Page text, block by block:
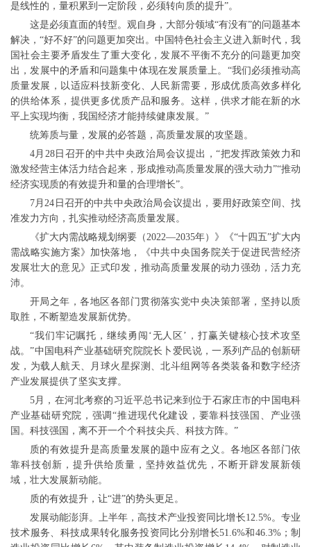
是线性的，量积累到一定阶段，必须转向质的提升”。
这是必须直面的转型。观自身，大部分领域“有没有”的问题基本
解决，“好不好”的问题更加突出。中国特色社会主义进入新时代，我
国社会主要矛盾发生了重大变化，发展不平衡不充分的问题更加突
出，发展中的矛盾和问题集中体现在发展质量上。“我们必须推动高
质量发展，以适应科技新变化、人民新需要，形成优质高效多样化
的供给体系，提供更多优质产品和服务。这样，供求才能在新的水
平上实现均衡，我国经济才能持续健康发展。”
统筹质与量，发展的必答题，高质量发展的攻坚题。
4月28日召开的中共中央政治局会议提出，“把发挥政策效力和
激发经营主体活力结合起来，形成推动高质量发展的强大动力”“推动
经济实现质的有效提升和量的合理增长”。
7月24日召开的中共中央政治局会议提出，要用好政策空间、找
准发力方向，扎实推动经济高质量发展。
《扩大内需战略规划纲要（2022—2035年）》《“十四五”扩大内
需战略实施方案》加快落地，《中共中央国务院关于促进民营经济
发展壮大的意见》正式印发，推动高质量发展的动力强劲，活力充
沛。
开局之年，各地区各部门贯彻落实党中央决策部署，坚持以质
取胜，不断塑造发展新优势。
“我们牢记嘱托，继续勇闯‘无人区’，打赢关键核心技术攻坚
战。”中国电科产业基础研究院院长卜爱民说，一系列产品的创新研
发，为载人航天、月球火星探测、北斗组网等各类装备和数字经济
产业发展提供了坚实支撑。
5月，在河北考察的习近平总书记来到位于石家庄市的中国电科
产业基础研究院，强调“推进现代化建设，要靠科技强国、产业强
国。科技强国，离不开一个个科技尖兵、科技方阵。”
质的有效提升是高质量发展的题中应有之义。各地区各部门依
靠科技创新，提升供给质量，坚持效益优先，不断开辟发展新领
域，壮大发展新动能。
质的有效提升，让“进”的势头更足。
发展动能澎湃。上半年，高技术产业投资同比增长12.5%。专业
技术服务、科技成果转化服务投资同比分别增长51.6%和46.3%；制